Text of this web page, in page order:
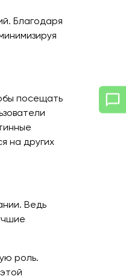
Благодаря
посещать
на других
Ведь
роль.